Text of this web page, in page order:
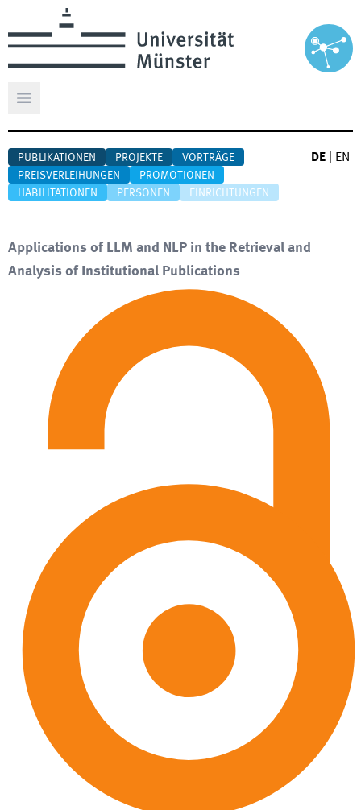
Hauptmenü öffnen
PUBLIKATIONEN PROJEKTE
VORTRÄGE
PREISVERLEIHUNGEN
PROMOTIONEN
HABILITATIONEN
PERSONEN EINRICHTUNGEN
DE EN
Applications of LLM and NLP in the Retrieval and
Analysis of Institutional Publications